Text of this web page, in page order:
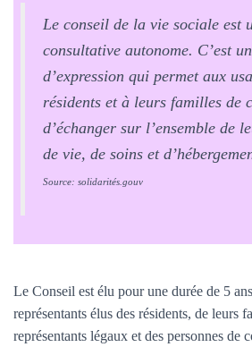
Le conseil de la vie sociale est
consultative autonome. C’est
d’expression qui permet aux
résidents et à leurs familles de
d’échanger sur l’ensemble de
de vie, de soins et
Source: solidarités.gouv
Le Conseil est élu pour une durée de 5
représentants élus des résidents, de leurs
représentants légaux et des personnes de